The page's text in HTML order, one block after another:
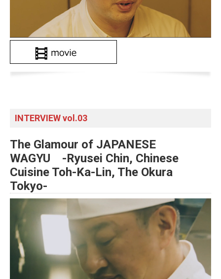
INTERVIEW vol.03
The Glamour of JAPANESE
WAGYU -Ryusei Chin, Chinese
Cuisine Toh-Ka-Lin, The Okura
Tokyo-